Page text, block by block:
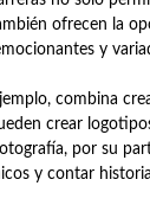
ofrecen la
y
combina
crear
por su
y contar